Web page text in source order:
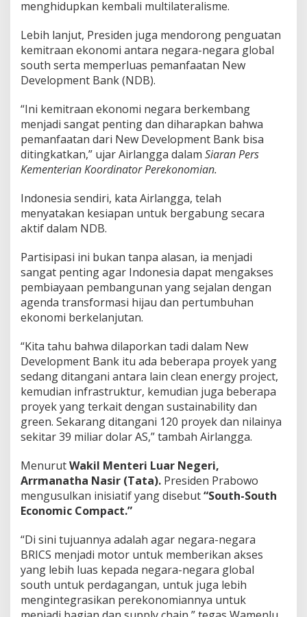
menghidupkan kembali multilateralisme.
Lebih lanjut, Presiden juga mendorong penguatan
kemitraan ekonomi antara negara-negara global
south serta memperluas pemanfaatan New
Development Bank (NDB).
“Ini kemitraan ekonomi negara berkembang
menjadi sangat penting dan diharapkan bahwa
pemanfaatan dari New Development Bank bisa
ditingkatkan,” ujar Airlangga dalam Siaran Pers
Kementerian Koordinator Perekonomian.
Indonesia sendiri, kata Airlangga, telah
menyatakan kesiapan untuk bergabung secara
aktif dalam NDB.
Partisipasi ini bukan tanpa alasan, ia menjadi
sangat penting agar Indonesia dapat mengakses
pembiayaan pembangunan yang sejalan dengan
agenda transformasi hijau dan pertumbuhan
ekonomi berkelanjutan.
“Kita tahu bahwa dilaporkan tadi dalam New
Development Bank itu ada beberapa proyek yang
sedang ditangani antara lain clean energy project,
kemudian infrastruktur, kemudian juga beberapa
proyek yang terkait dengan sustainability dan
green. Sekarang ditangani 120 proyek dan nilainya
sekitar 39 miliar dolar AS,” tambah Airlangga.
MenurutWakil Menteri Luar Negeri,
Arrmanatha Nasir (Tata). Presiden Prabowo
mengusulkan inisiatif yang disebut“South-South
Economic Compact.”
“Di sini tujuannya adalah agar negara-negara
BRICS menjadi motor untuk memberikan akses
yang lebih luas kepada negara-negara global
south untuk perdagangan, untuk juga lebih
mengintegrasikan perekonomiannya untuk